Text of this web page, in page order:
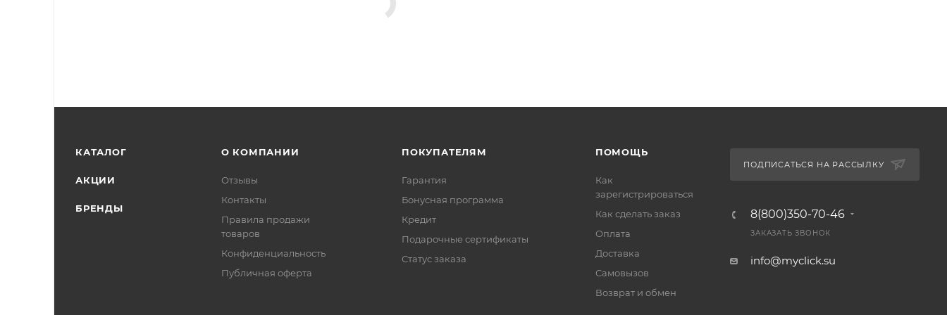
КАТАЛОГ
АКЦИИ
БРЕНДЫ
О КОМПАНИИ
Отзывы
Контакты
Правила продажи
товаров
Конфиденциальность
Публичная оферта
ПОКУПАТЕЛЯМ
Гарантия
Бонусная программа
Кредит
Подарочные сертификаты
Статус заказа
ПОМОЩЬ
Как
зарегистрироваться
Как сделать заказ
Оплата
Доставка
Самовызов
Возврат и обмен
ПОДПИСАТЬСЯ НА РАССЫЛКУ
8(800)350-70-46
ЗАКАЗАТЬ ЗВОНОК
info@myclick.su